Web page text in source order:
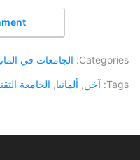
Categories: الجامعات في
Tags: آخن, ألمانيا, الجامعة